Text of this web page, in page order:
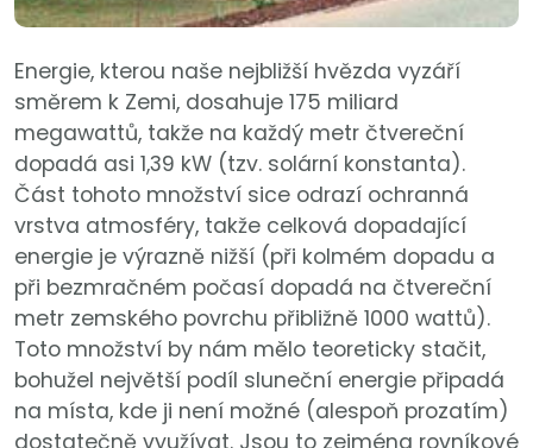
Energie, kterou naše nejbližší hvězda vyzáří
směrem k Zemi, dosahuje 175 miliard
megawattů, takže na každý metr čtvereční
dopadá asi 1,39 kW (tzv. solární konstanta).
Část tohoto množství sice odrazí ochranná
vrstva atmosféry, takže celková dopadající
energie je výrazně nižší (při kolmém dopadu a
při bezmračném počasí dopadá na čtvereční
metr zemského povrchu přibližně 1000 wattů).
Toto množství by nám mělo teoreticky stačit,
bohužel největší podíl sluneční energie připadá
na místa, kde ji není možné (alespoň prozatím)